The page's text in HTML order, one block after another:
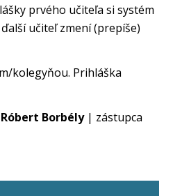
prvého učiteľa si systém
učiteľ zmení (prepíše)
kolegyňou. Prihláška
Róbert Borbély| zástupca